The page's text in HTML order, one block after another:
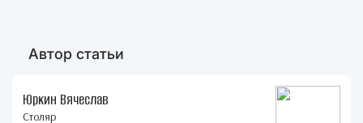
Автор статьи
Юркин Вячеслав
Столяр